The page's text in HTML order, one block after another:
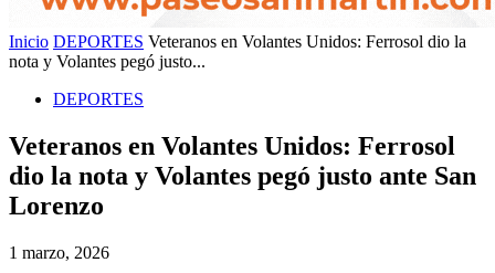
Inicio DEPORTES Veteranos en Volantes Unidos: Ferrosol dio la
nota y Volantes pegó justo...
DEPORTES
Veteranos en Volantes Unidos: Ferrosol
dio la nota y Volantes pegó justo ante San
Lorenzo
1 marzo, 2026